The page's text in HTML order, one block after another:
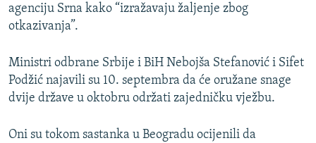
agenciju Srna kako “izražavaju žaljenje zbog
otkazivanja”.
Ministri odbrane Srbije i BiH Nebojša Stefanović i Sifet
Podžić najavili su 10. septembra da će oružane snage
dvije države u oktobru održati zajedničku vježbu.
Oni su tokom sastanka u Beogradu ocijenili da